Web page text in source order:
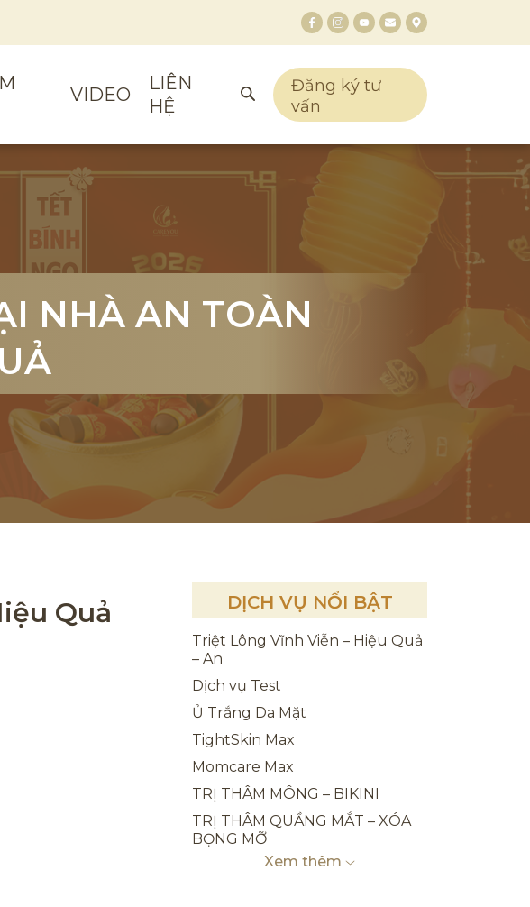
VIDEO
LIÊN
HỆ
Đăng ký tư
vấn
NHÀ AN TOÀN
NHÀ AN TOÀN
NHÀ AN TOÀN
Quả DỊCH VỤ NỔI BẬT
Triệt Lông Vĩnh Viễn – Hiệu Quả
– An
Dịch vụ Test
Ủ Trắng Da Mặt
TightSkin Max
Momcare Max
TRỊ THÂM MÔNG – BIKINI
TRỊ THÂM QUẦNG MẮT – XÓA
BỌNG MỠ
TRỊ THÂM LƯNG MỤN
Xem thêm